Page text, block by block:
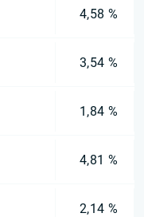
4,58 %
3,54 %
1,84 %
4,81 %
2,14 %